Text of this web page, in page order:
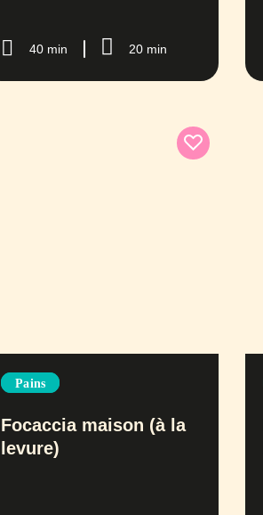
40 min 20 min
Pains
Focaccia maison (à la
levure)